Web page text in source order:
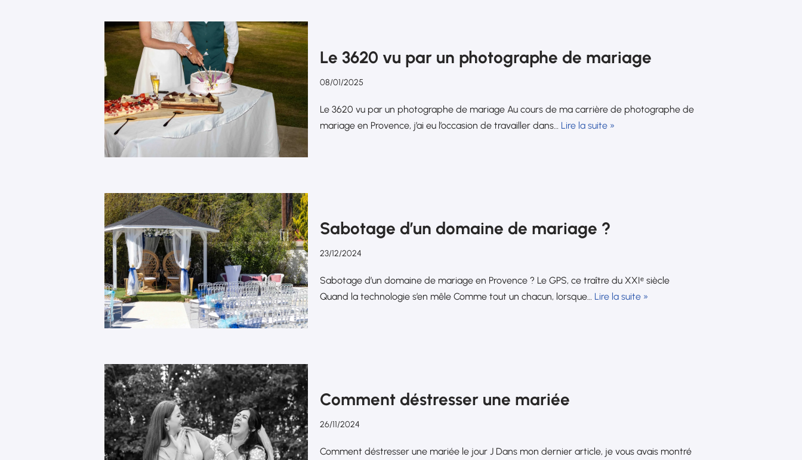
Le 3620 vu par un photographe de mariage
08/01/2025
Le 3620 vu par un photographe de mariage Au cours de ma carrière de photographe de
mariage en Provence, j’ai eu l’occasion de travailler dans… Lire la suite »
Sabotage d’un domaine de mariage ?
23/12/2024
Sabotage d’un domaine de mariage en Provence ? Le GPS, ce traître du XXIᵉ siècle
Quand la technologie s’en mêle Comme tout un chacun, lorsque… Lire la suite »
Comment déstresser une mariée
26/11/2024
Comment déstresser une mariée le jour J Dans mon dernier article, je vous avais montré